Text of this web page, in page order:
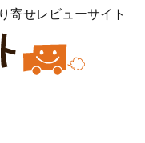
寄せレビューサイト